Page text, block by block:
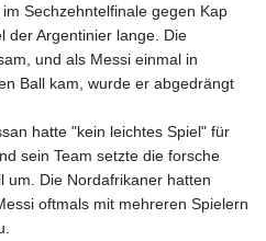
JPY 182.445186
KES 148.887592
KGS 101.104505
KHR 4685.244046
KRW 1627.712241
KWD 0.356865
KYD 0.963346
KZT 541.784389
Sechzehntelfinale gegen Kap
der Argentinier lange. Die
und als Messi einmal in
Ball kam, wurde er abgedrängt
hatte "kein leichtes Spiel" für
sein Team setzte die forsche
um. Die Nordafrikaner hatten
oftmals mit mehreren Spielern